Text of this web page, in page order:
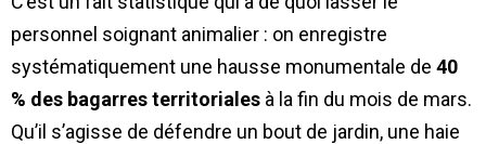
personnel soignant animalier : on enregistre
systématiquement une hausse monumentale de 40
% des bagarres territoriales à la fin du mois de mars.
Qu’il s’agisse de défendre un bout de jardin, une haie